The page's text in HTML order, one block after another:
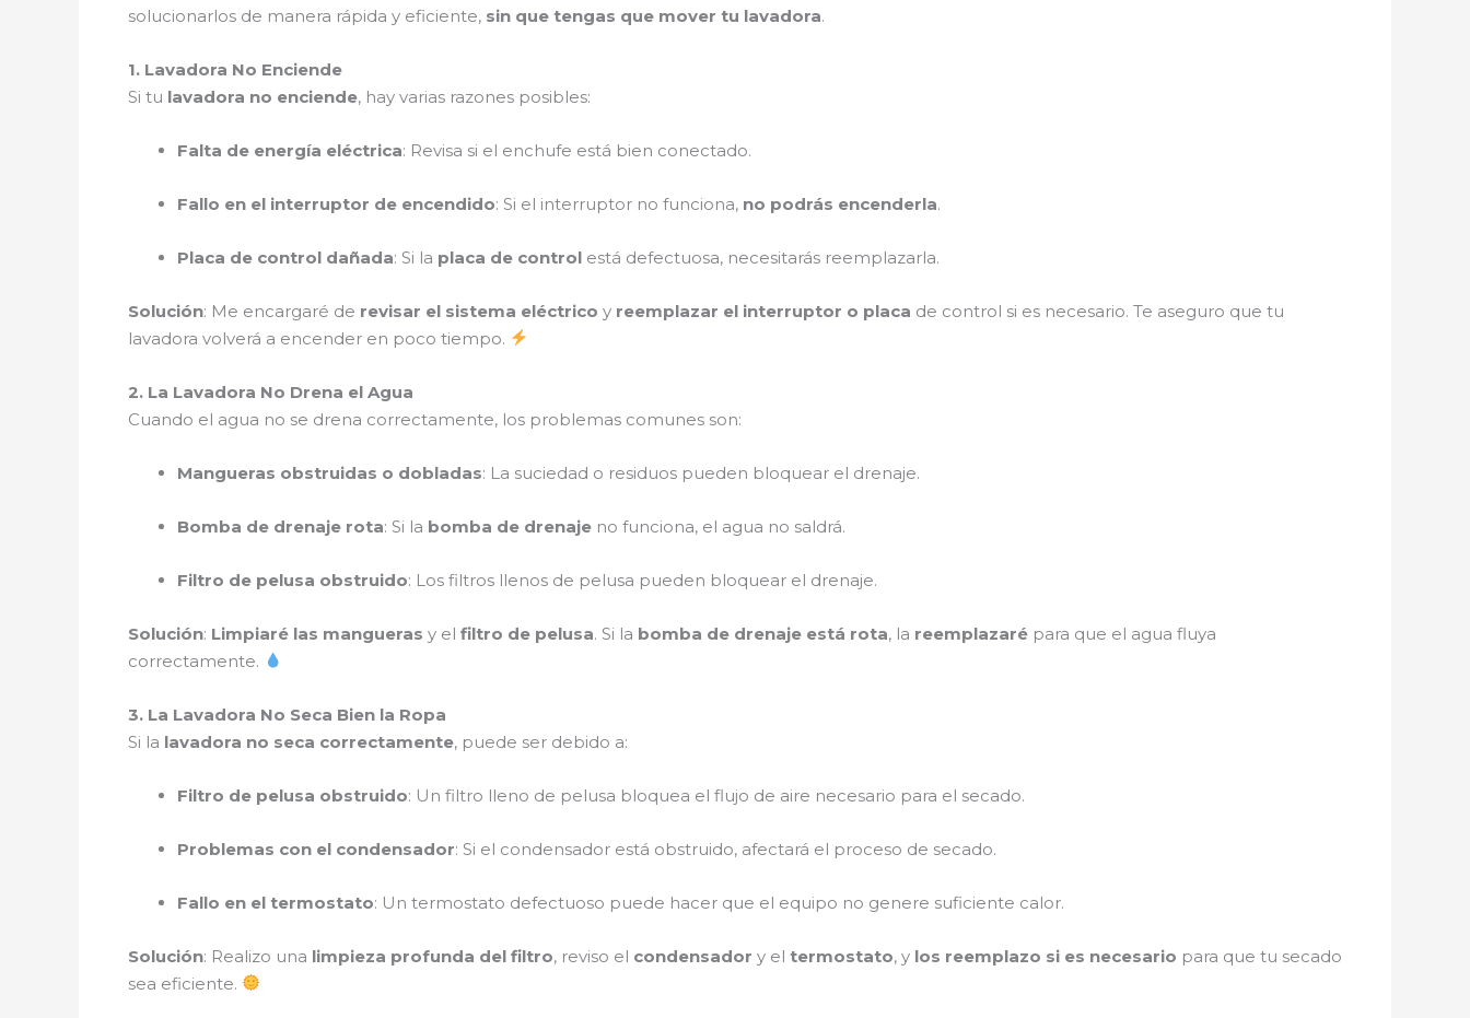
solucionarlos de manera rápida y eficiente, sin que tengas que mover tu lavadora.
1. Lavadora No Enciende
Si tu lavadora no enciende, hay varias razones posibles:
Falta de energía eléctrica: Revisa si el enchufe está bien conectado.
Fallo en el interruptor de encendido: Si el interruptor no funciona, no podrás encenderla.
Placa de control dañada: Si la placa de control está defectuosa, necesitarás reemplazarla.
Solución: Me encargaré de revisar el sistema eléctrico y reemplazar el interruptor o placa de control si es necesario. Te aseguro que tu
lavadora volverá a encender en poco tiempo.
2. La Lavadora No Drena el Agua
Cuando el agua no se drena correctamente, los problemas comunes son:
Mangueras obstruidas o dobladas: La suciedad o residuos pueden bloquear el drenaje.
Bomba de drenaje rota: Si la bomba de drenaje no funciona, el agua no saldrá.
Filtro de pelusa obstruido: Los filtros llenos de pelusa pueden bloquear el drenaje.
Solución: Limpiaré las mangueras y el filtro de pelusa. Si la bomba de drenaje está rota, la reemplazaré para que el agua fluya
correctamente.
3. La Lavadora No Seca Bien la Ropa
Si la lavadora no seca correctamente, puede ser debido a:
Filtro de pelusa obstruido: Un filtro lleno de pelusa bloquea el flujo de aire necesario para el secado.
Problemas con el condensador: Si el condensador está obstruido, afectará el proceso de secado.
Fallo en el termostato: Un termostato defectuoso puede hacer que el equipo no genere suficiente calor.
Solución: Realizo una limpieza profunda del filtro, reviso el condensador y el termostato, y los reemplazo si es necesario para que tu secado
sea eficiente.